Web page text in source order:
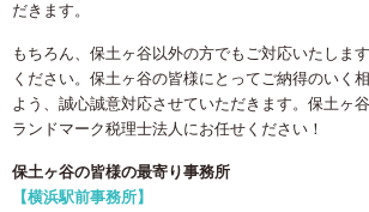
だきます。
もちろん、保土ヶ谷以外の方でもご対応いたしま
ください。保土ヶ谷の皆様にとってご納得のいく
よう、誠心誠意対応させていただきます。保土ヶ
ランドマーク税理士法人にお任せください！
保土ヶ谷の皆様の最寄り事務所
【横浜駅前事務所】